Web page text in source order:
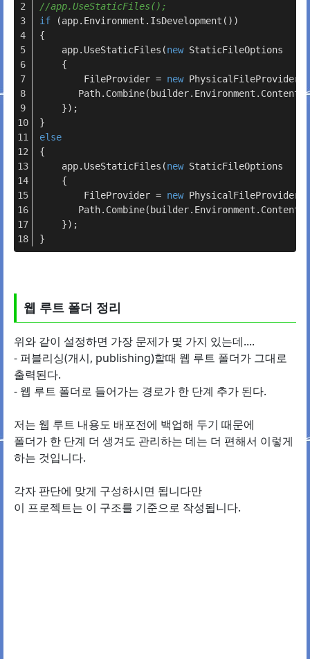
//app.UseStaticFiles();
if (app.Environment.IsDevelopment())
{
	app.UseStaticFiles(
new StaticFileOptions
	{
		FileProvider =
new PhysicalFileProvider(
	});
}
else
{
	app.UseStaticFiles(
new StaticFileOptions
	{
		FileProvider =
new PhysicalFileProvider(
	});
}
웹 루트 폴더 정리
위와 같이 설정하면 가장 문제가 몇 가지 있는데....
- 퍼블리싱(개시, publishing)할때 웹 루트 폴더가 그대로
출력된다.
- 웹 루트 폴더로 들어가는 경로가 한 단계 추가 된다.
저는 웹 루트 내용도 배포전에 백업해 두기 때문에
폴더가 한 단계 더 생겨도 관리하는 데는 더 편해서 이렇게
하는 것입니다.
각자 판단에 맞게 구성하시면 됩니다만
이 프로젝트는 이 구조를 기준으로 작성됩니다.